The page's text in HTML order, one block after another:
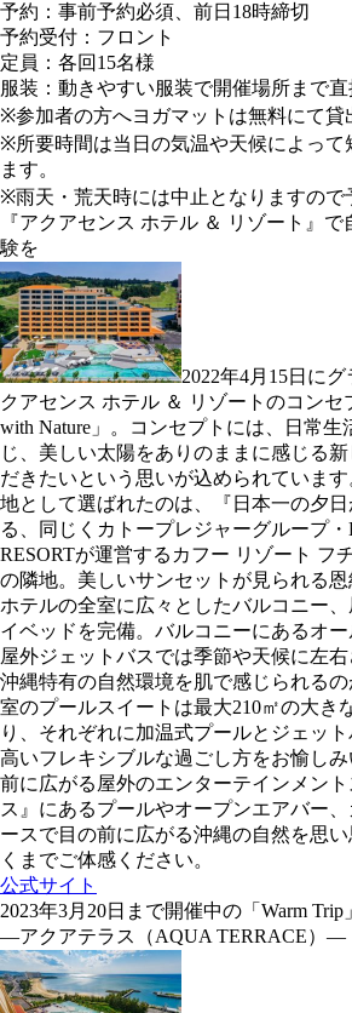
予約：事前予約必須、前日18時締切
予約受付：フロント
定員：各回15名様
服装：動きやすい服装で開催場所まで直
※参加者の方へヨガマットは無料にて貸
※所要時間は当日の気温や天候によって
ます。
※雨天・荒天時には中止となりますので
『アクアセンス ホテル ＆ リゾート』
験を
2022年4月15日に
クアセンス ホテル ＆ リゾートのコンセ
with Nature」。コンセプトには、日常
じ、美しい太陽をありのままに感じる
だきたいという思いが込められていま
地として選ばれたのは、『日本一の夕
る、同じくカトープレジャーグループ
RESORTが運営するカフー リゾート フ
の隣地。美しいサンセットが見られる
ホテルの全室に広々としたバルコニー
イベッドを完備。バルコニーにあるオ
屋外ジェットバスでは季節や天候に左
沖縄特有の自然環境を肌で感じられる
室のプールスイートは最大210㎡の大き
り、それぞれに加温式プールとジェッ
高いフレキシブルな過ごし方をお愉し
前に広がる屋外のエンターテインメン
ス』にあるプールやオープンエアバー
ースで目の前に広がる沖縄の自然を思
くまでご体感ください。
公式サイト
2023年3月20日まで開催中の「Warm
―アクアテラス（AQUA TERRACE）―